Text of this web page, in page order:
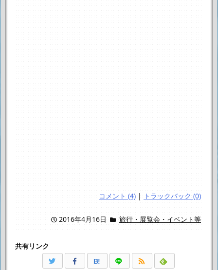
コメント (4) | トラックバック (0)
2016年4月16日 旅行・展覧会・イベント等
共有リンク
B!